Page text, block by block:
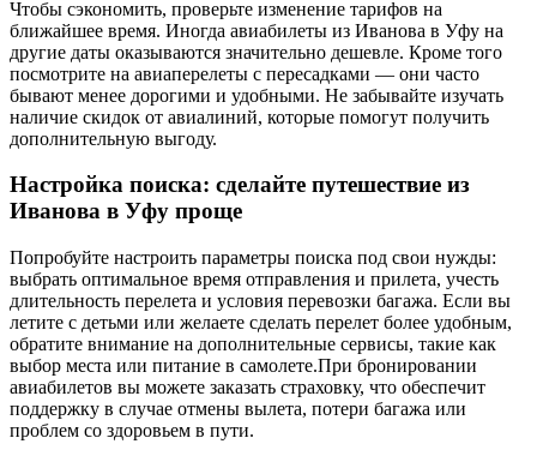
Чтобы сэкономить, проверьте изменение тарифов на
ближайшее время. Иногда авиабилеты из Иванова в Уфу на
другие даты оказываются значительно дешевле. Кроме того
посмотрите на авиаперелеты с пересадками — они часто
бывают менее дорогими и удобными. Не забывайте изучать
наличие скидок от авиалиний, которые помогут получить
дополнительную выгоду.
Настройка поиска: сделайте путешествие из
Иванова в Уфу проще
Попробуйте настроить параметры поиска под свои нужды:
выбрать оптимальное время отправления и прилета, учесть
длительность перелета и условия перевозки багажа. Если вы
летите с детьми или желаете сделать перелет более удобным,
обратите внимание на дополнительные сервисы, такие как
выбор места или питание в самолете.При бронировании
авиабилетов вы можете заказать страховку, что обеспечит
поддержку в случае отмены вылета, потери багажа или
проблем со здоровьем в пути.